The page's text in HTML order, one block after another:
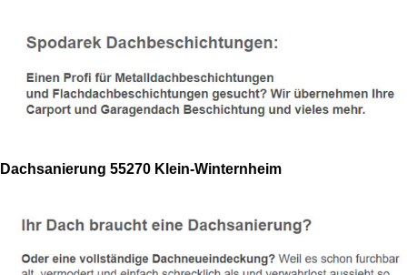
Dachsanierung 55270 Klein-Winternheim